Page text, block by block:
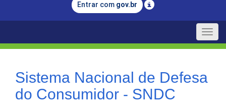
Legislação
Entrar com gov.br
Toggle
Sistema Nacional de Defesa
do Consumidor - SNDC